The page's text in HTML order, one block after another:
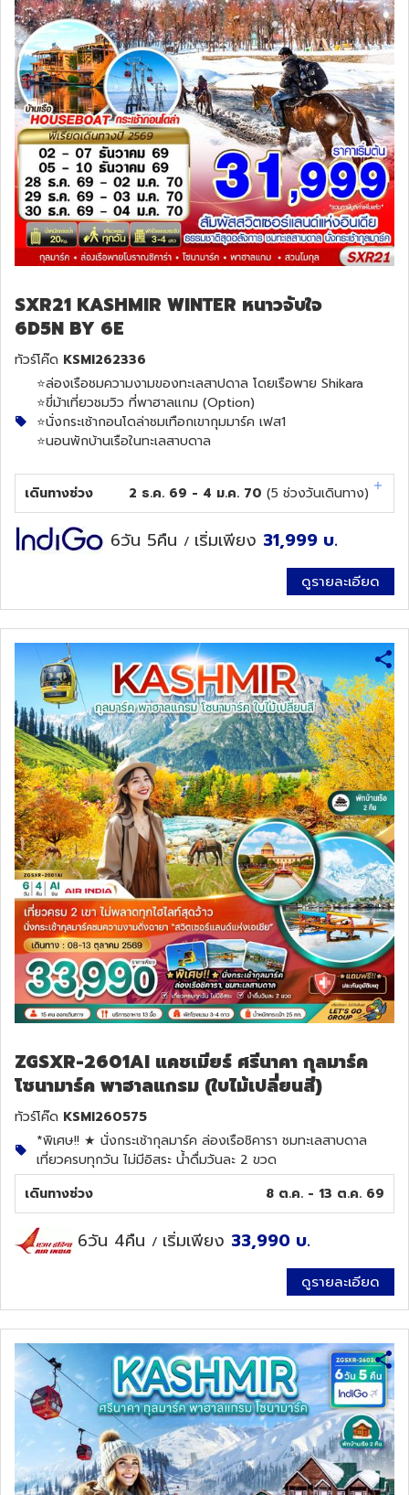
SXR21 KASHMIR WINTER หนาวจับใจ
6D5N BY 6E
ทัวร์โค๊ด KSMI262336
⭐️ล่องเรือชมความงามของทะเลสาปดาล โดยเรือพาย Shikara
⭐️ขี่ม้าเที่ยวชมวิว ที่พาฮาลแกม (Option)
⭐️นั่งกระเช้ากอนโดล่าชมเทือกเขากุมมาร์ค เฟส1
⭐️นอนพักบ้านเรือในทะเลสาบดาล
เดินทางช่วง 2 ธ.ค. 69 - 4 ม.ค. 70 (5 ช่วงวันเดินทาง)
6วัน 5คืน / เริ่มเพียง 31,999 บ.
ดูรายละเอียด
ZGSXR-2601AI แคชเมียร์ ศรีนาคา กุลมาร์ค
โซนามาร์ค พาฮาลแกรม (ใบไม้เปลี่ยนสี)
ทัวร์โค๊ด KSMI260575
*พิเศษ!! ★ นั่งกระเช้ากุลมาร์ค ล่องเรือชิคารา ชมทะเลสาบดาล
เที่ยวครบทุกวัน ไม่มีอิสระ น้ำดื่มวันละ 2 ขวด
เดินทางช่วง
8 ต.ค. - 13 ต.ค. 69
6วัน 4คืน / เริ่มเพียง 33,990 บ.
ดูรายละเอียด